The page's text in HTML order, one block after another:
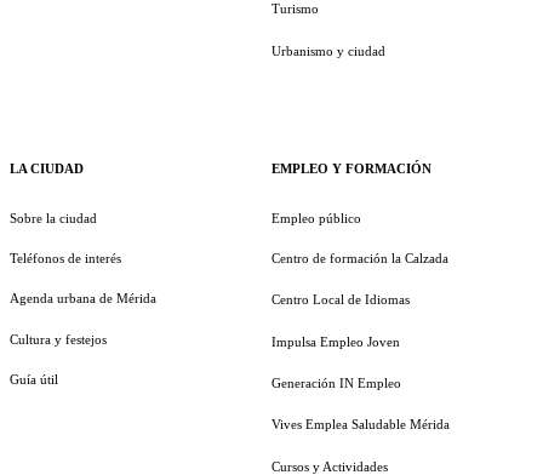
LA CIUDAD
Sobre la ciudad
Teléfonos de interés
Agenda urbana de Mérida
Cultura y festejos
Guía útil
Turismo
Urbanismo y ciudad
EMPLEO Y FORMACIÓN
Empleo público
Centro de formación la Calzada
Centro Local de Idiomas
Impulsa Empleo Joven
Generación IN Empleo
Vives Emplea Saludable Mérida
Cursos y Actividades